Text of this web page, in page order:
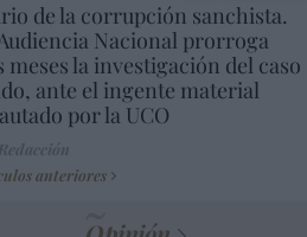
de la corrupción sanchista.
Nacional prorroga
meses la investigación del caso
ante el ingente material
por la UCO
anteriores